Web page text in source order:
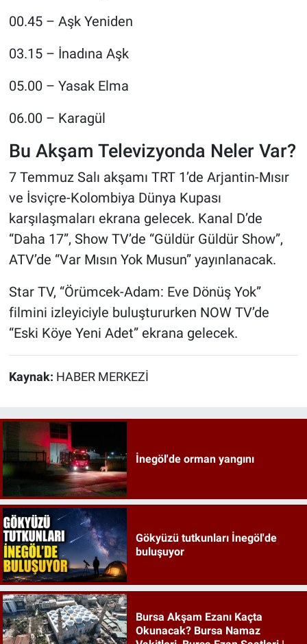
00.45 – Aşk Yeniden
03.15 – İnadına Aşk
05.00 – Yasak Elma
06.00 – Karagül
Bu Akşam Televizyonda Neler Var?
7 Temmuz Salı akşamı TRT 1’de Arjantin-Mısır
ve İsviçre-Kolombiya Dünya Kupası
karşılaşmaları ekrana gelecek. Kanal D’de
“Daha 17”, Show TV’de “Güldür Güldür Show”,
ATV’de “Var Mısın Yok Musun” yayınlanacak.
Star TV, “Örümcek-Adam: Eve Dönüş Yok”
filmini izleyiciyle buluştururken NOW TV’de
“Eski Köye Yeni Adet” ekrana gelecek.
Kaynak: HABER MERKEZİ
İnegöl'de orman yangını
Gökyüzü tutkunları İnegöl'de
buluşuyor
Bursa Akşam Ezanı Kaçta
Okunacak? Bursa Namaz